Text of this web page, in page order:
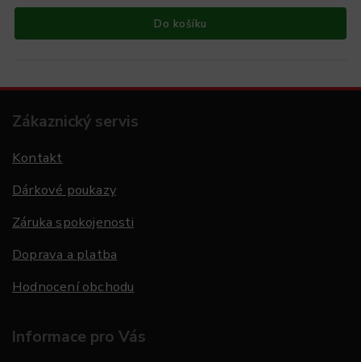
Do košíku
Zákaznický servis
Kontakt
Dárkové poukazy
Záruka spokojenosti
Doprava a platba
Hodnocení obchodu
Informace pro Vás